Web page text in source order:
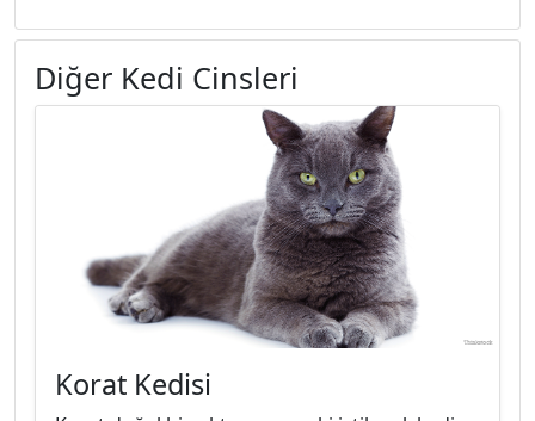
Diğer Kedi Cinsleri
Korat Kedisi